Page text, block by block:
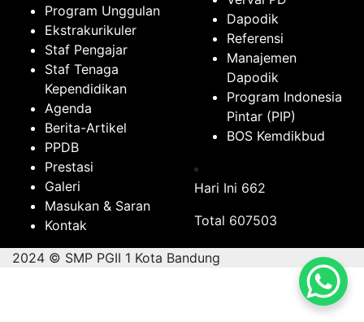
Program Unggulan
Ekstrakurikuler
Staf Pengajar
Staf Tenaga
Kependidikan
Agenda
Berita-Artikel
PPDB
Prestasi
Galeri
Masukan & Saran
Kontak
Dapodik
Referensi
Manajemen
Dapodik
Program Indonesia
Pintar (PIP)
BOS Kemdikbud
Hari Ini 662
Total 607503
2024 © SMP PGII 1 Kota Bandung